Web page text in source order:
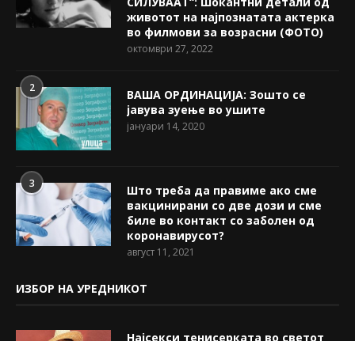
животот на најпознатата актерка
во филмови за возрасни (ФОТО)
октомври 27, 2022
2
ВАША ОРДИНАЦИЈА: Зошто се
јавува зуење во ушите
јануари 14, 2020
3
Што треба да правиме ако сме
вакцинирани со две дози и сме
биле во контакт со заболен од
коронавирусот?
август 11, 2021
ИЗБОР НА УРЕДНИКОТ
Најсекси тенисерката во светот